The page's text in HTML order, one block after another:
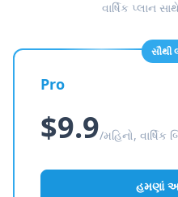
વાર્ષિક પ્લાન
સૌથી
Pro
$9.9/મહિનો, વાર્ષિક
હમણાં